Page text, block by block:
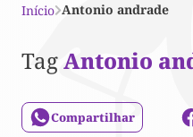
Início Antonio andrade
TagAntonio
Compartilhar